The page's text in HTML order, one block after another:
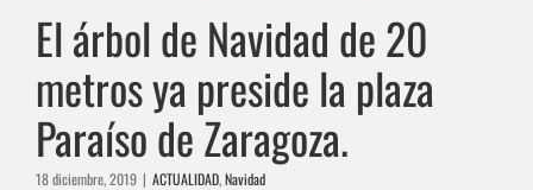
El árbol de Navidad de 20
metros ya preside la plaza
Paraíso de Zaragoza.
18 diciembre, 2019 | ACTUALIDAD,Navidad